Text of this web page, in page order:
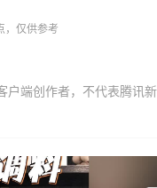
，仅供参考
户端创作者，不代表腾讯